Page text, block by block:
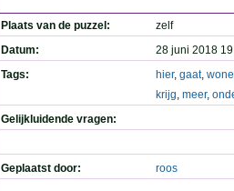
Plaats van de puzzel:
zelf
Datum:
28 juni 2018
Tags:
hier, gaat,
krijg, meer,
Gelijkluidende vragen:
Geplaatst door: roos